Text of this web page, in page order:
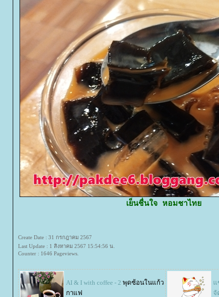
เย็นชื่นใจ หอมชาไท
Create Date : 31 กรกฎาคม 2567
Last Update : 1 สิงหาคม 2567 15:54:56 น.
Counter : 1646 Pageviews.
AI & I with coffee - 2 พุดซ้อนในแก้ว
กาแฟ
ซ
จั